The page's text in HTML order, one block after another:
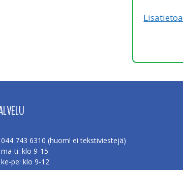
Lisätietoa
044 743 6310 (huom! ei tekstiviestejä)
ma-ti: klo 9-15
ke-pe: klo 9-12